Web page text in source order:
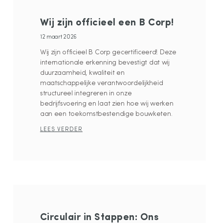
Wij zijn officieel een B Corp!
12 maart 2026
Wij zijn officieel B Corp gecertificeerd! Deze
internationale erkenning bevestigt dat wij
duurzaamheid, kwaliteit en
maatschappelijke verantwoordelijkheid
structureel integreren in onze
bedrijfsvoering en laat zien hoe wij werken
aan een toekomstbestendige bouwketen.
LEES VERDER
Circulair in Stappen: Ons